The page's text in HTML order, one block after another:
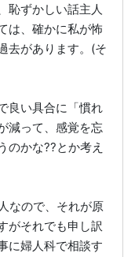
恥ずかしい話主人
は、確かに私が怖
去があります。(そ
良い具合に「慣れ
減って、感覚を忘
のかな??とか考え
なので、それが原
がそれでも申し訳
に婦人科で相談す